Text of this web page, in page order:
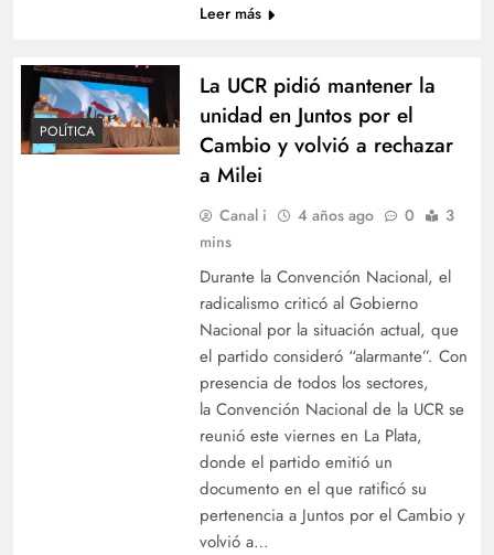
Leer más
POLÍTICA
La UCR pidió mantener la
unidad en Juntos por el
Cambio y volvió a rechazar
a Milei
Canal i 4 años ago 0
3
mins
Durante la Convención Nacional, el
radicalismo criticó al Gobierno
Nacional por la situación actual, que
el partido consideró “alarmante”. Con
presencia de todos los sectores,
la Convención Nacional de la UCR se
reunió este viernes en La Plata,
donde el partido emitió un
documento en el que ratificó su
pertenencia a Juntos por el Cambio y
volvió a…